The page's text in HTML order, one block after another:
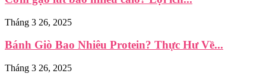
Tháng 3 26, 2025
Bánh Giò Bao Nhiêu Protein? Thực Hư Về...
Tháng 3 26, 2025